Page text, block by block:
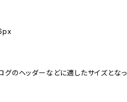
のヘッダーなどに適したサイズとなっ